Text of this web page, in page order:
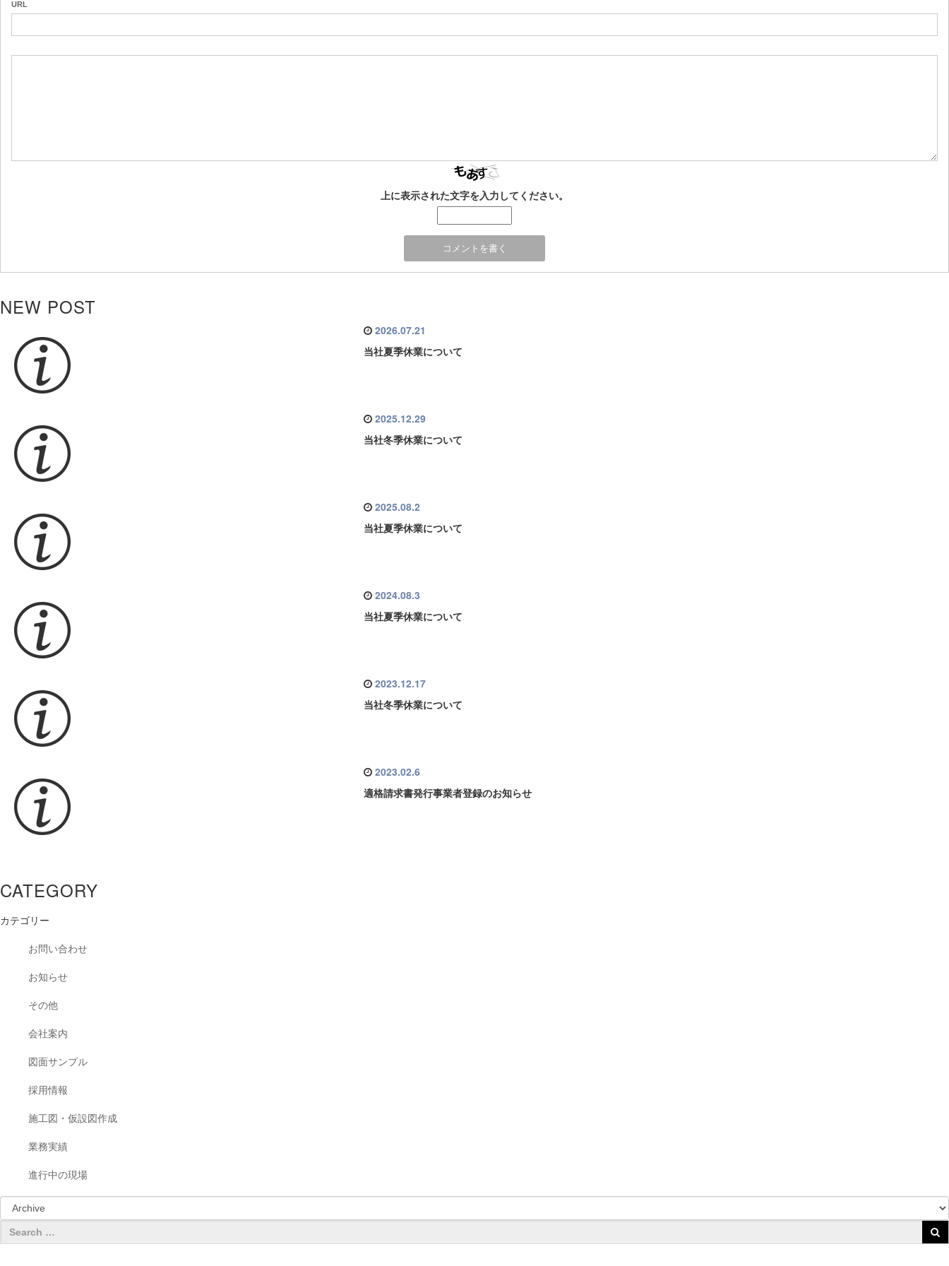
URL
上に表示された文字を入力してください。
NEW POST
2026.07.21
当社夏季休業について
2025.12.29
当社冬季休業について
2025.08.2
当社夏季休業について
2024.08.3
当社夏季休業について
2023.12.17
当社冬季休業について
2023.02.6
適格請求書発行事業者登録のお知らせ
CATEGORY
カテゴリー
お問い合わせ
お知らせ
その他
会社案内
図面サンプル
採用情報
施工図・仮設図作成
業務実績
進行中の現場